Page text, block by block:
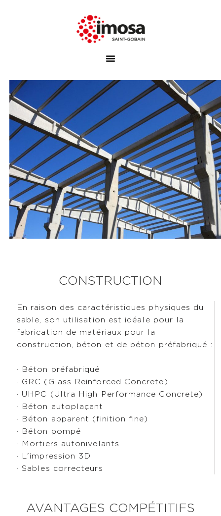
CONSTRUCTION
En raison des caractéristiques physiques du
sable, son utilisation est idéale pour la
fabrication de matériaux pour la
construction, béton et de béton préfabriqué :
· Béton préfabriqué
· GRC (Glass Reinforced Concrete)
· UHPC (Ultra High Performance Concrete)
· Béton autoplaçant
· Béton apparent (finition fine)
· Béton pompé
· Mortiers autonivelants
· L'impression 3D
· Sables correcteurs
AVANTAGES COMPÉTITIFS